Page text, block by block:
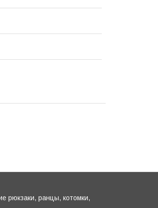
рюкзаки, ранцы, котомки,